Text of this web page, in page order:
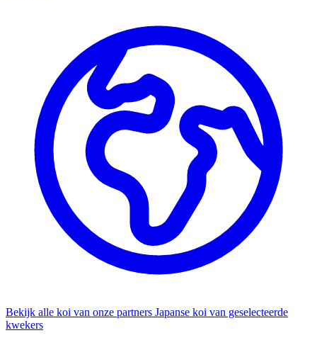
Bekijk alle koi van onze partners Japanse koi van geselecteerde
kwekers